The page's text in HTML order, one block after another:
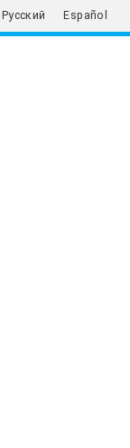
Русский Español